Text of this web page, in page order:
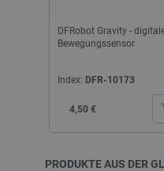
DFRobot Gravity -
Bewegungssensor
Index: DFR-10173
Cena
4,50 €
PRODUKTE AUS DER